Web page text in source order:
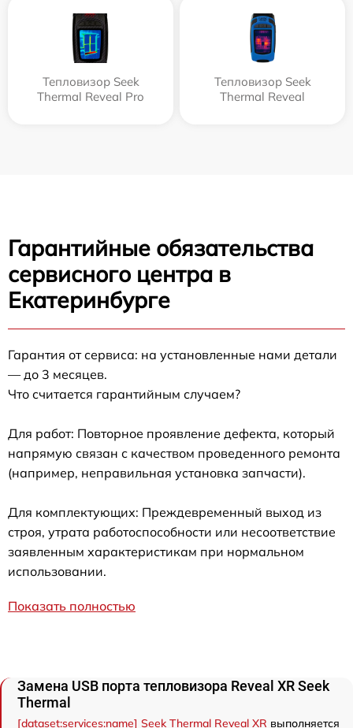
Тепловизор Seek
Thermal Reveal Pro
Тепловизор Seek
Thermal Reveal
Гарантийные обязательства
сервисного центра в
Екатеринбурге
Гарантия от сервиса: на установленные нами детали
— до 3 месяцев.
Что считается гарантийным случаем?
Для работ: Повторное проявление дефекта, который
напрямую связан с качеством проведенного ремонта
(например, неправильная установка запчасти).
Для комплектующих: Преждевременный выход из
строя, утрата работоспособности или несоответствие
заявленным характеристикам при нормальном
использовании.
Показать полностью
Замена USB порта тепловизора Reveal XR Seek
Thermal
[dataset:services:name] Seek Thermal Reveal XR выполняется